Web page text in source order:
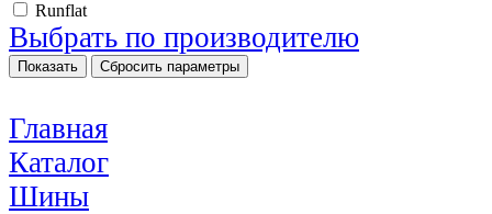
Runflat
Выбрать по производителю
Главная
Каталог
Шины